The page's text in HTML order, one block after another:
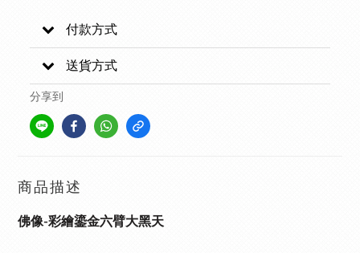
付款方式
送貨方式
分享到
商品描述
佛像-彩繪鎏金六臂大黑天